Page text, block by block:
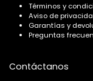
Términos y
Aviso de
Garantías y
Preguntas
Contáctanos